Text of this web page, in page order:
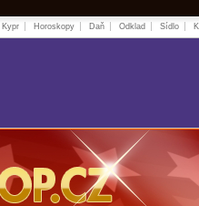
Kypr Horoskopy Daň Odklad Sídlo